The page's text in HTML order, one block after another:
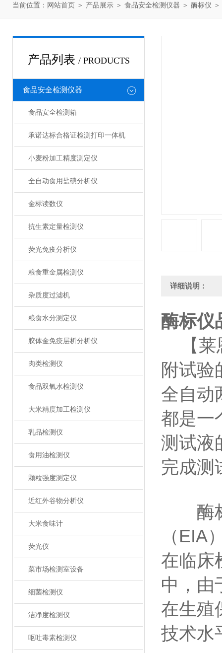
当前位置： 网站首页 ＞ 产品展示 ＞ 食品安全检测仪器 ＞ 酶标仪
产品列表 / PRODUCTS
食品安全检测仪器
食品安全检测箱
承诺达标合格证检测打印一体机
小麦粉加工精度测定仪
全自动食用盐碘分析仪
金标读数仪
抗生素定量检测仪
荧光免疫分析仪
粮食重金属检测仪
杂质度过滤机
粮食水分测定仪
胶体金免疫层析分析仪
肉类检测仪
食品双氧水检测仪
大米精度加工检测仪
乳品检测仪
食用油检测仪
颗粒强度测定仪
近红外谷物分析仪
大米食味计
荧光仪
菜市场检测室设备
细菌检测仪
洁净度检测仪
呕吐毒素检测仪
详细说明：
酶标仪
【莱
附试验
全自动
都是一
测试液
完成测
酶标
（EIA
在临床
中，由
在生殖
技术水